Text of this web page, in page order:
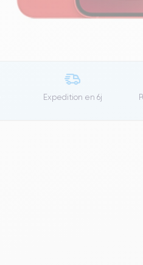
Expedition en 6j